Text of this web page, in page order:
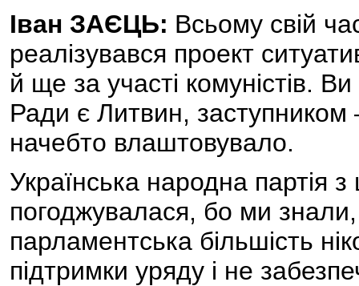
Іван ЗАЄЦЬ: Всьому свій
реалізувався проект
й ще за участі комуністів.
Ради є Литвин,
начебто влаштовувало.
Українська народна партія
погоджувалася, бо ми
парламентська більшість
підтримки уряду і не